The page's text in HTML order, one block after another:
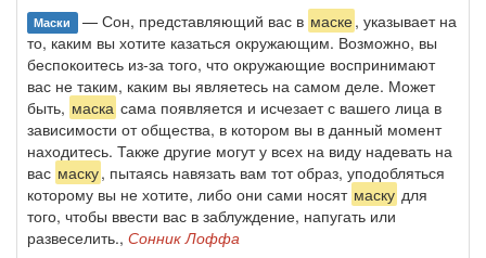
Маски — Сон, представляющий вас в маске, указывает на
то, каким вы хотите казаться окружающим. Возможно, вы
беспокоитесь из-за того, что окружающие воспринимают
вас не таким, каким вы являетесь на самом деле. Может
быть, маска сама появляется и исчезает с вашего лица в
зависимости от общества, в котором вы в данный момент
находитесь. Также другие могут у всех на виду надевать на
вас маску, пытаясь навязать вам тот образ, уподобляться
которому вы не хотите, либо они сами носят маску для
того, чтобы ввести вас в заблуждение, напугать или
развеселить., Сонник Лоффа